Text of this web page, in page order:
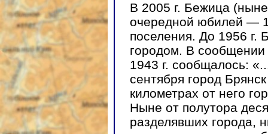
В 2005 г. Бежица
очередной юбилей —
поселения. До 1956 г.
городом. В
1943 г. сообщалось:
сентября город
километрах от него
Ныне от полутора
разделявших города,